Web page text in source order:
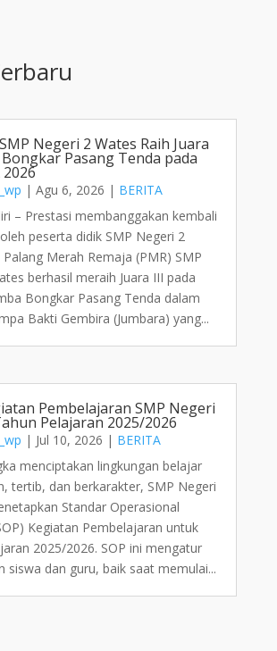
Negeri 2 Wates Raih Juara
Pasang Tenda pada
2026
| Agu 6, 2026 | BERITA
– Prestasi membanggakan kembali
peserta didik SMP Negeri 2
Merah Remaja (PMR) SMP
berhasil meraih Juara III pada
Bongkar Pasang Tenda dalam
Bakti Gembira (Jumbara) yang...
Pembelajaran SMP Negeri
Pelajaran 2025/2026
| Jul 10, 2026 | BERITA
menciptakan lingkungan belajar
tertib, dan berkarakter, SMP Negeri
Standar Operasional
Kegiatan Pembelajaran untuk
2025/2026. SOP ini mengatur
siswa dan guru, baik saat memulai...